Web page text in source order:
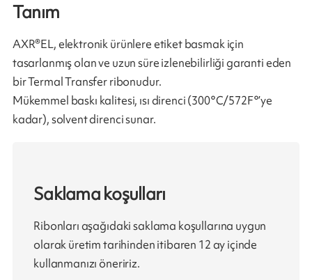
Tanım
AXR®EL, elektronik ürünlere etiket basmak için
tasarlanmış olan ve uzun süre izlenebilirliği garanti eden
bir Termal Transfer ribonudur.
Mükemmel baskı kalitesi, ısı direnci (300°C/572F°’ye
kadar), solvent direnci sunar.
Saklama koşulları
Ribonları aşağıdaki saklama koşullarına uygun
olarak üretim tarihinden itibaren 12 ay içinde
kullanmanızı öneririz.